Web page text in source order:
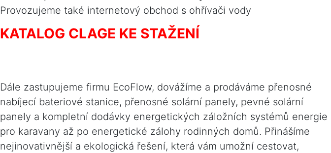
Provozujeme také internetový obchod s ohřívači vody
KATALOG CLAGE KE STAŽENÍ
Dále zastupujeme firmu EcoFlow, dovážíme a prodáváme přenosné
nabíjecí bateriové stanice, přenosné solární panely, pevné solární
panely a kompletní dodávky energetických záložních systémů energie
pro karavany až po energetické zálohy rodinných domů. Přinášíme
nejinovativnější a ekologická řešení, která vám umožní cestovat,